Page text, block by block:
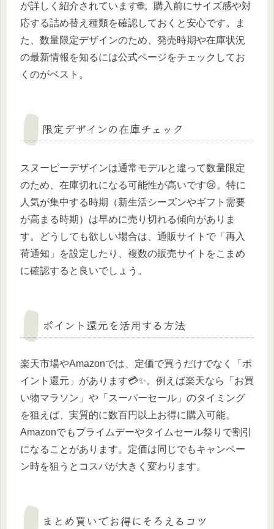
が詳しく紹介されています🌐。購入前にサイズ感や対
応する詰め替え種類を確認しておくと安心です。ま
た、数量限定デザインのため、発売時期や在庫状況
の最新情報を知るには公式ページをチェックしてお
くのがベスト。
限定デザインの在庫チェック
スヌーピーデザインは通常モデルと違って数量限定
のため、在庫切れになる可能性が高いです😢。特に
人気が集中する時期（新生活シーズンやギフト需要
が高まる時期）は早めに売り切れる傾向がありま
す。どうしても欲しい場合は、通販サイトで「再入
荷通知」を設定したり、複数の販売サイトをこまめ
に確認すると良いでしょう。
ポイント還元を活用する方法
楽天市場やAmazonでは、定価で買うだけでなく「ポ
イント還元」があります💳✨。例えば楽天なら「お買
い物マラソン」や「スーパーセール」のタイミング
を狙えば、実質的に数百円以上お得に購入可能。
Amazonでもプライムデーやタイムセール祭りで割引
になることがあります。定価は同じでもキャンペー
ン時を狙うとコスパが大きく変わります。
まとめ買いでお得にそろえるコツ